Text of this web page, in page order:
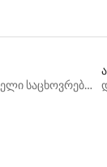
დასასვენებელი საცხოვრებლები